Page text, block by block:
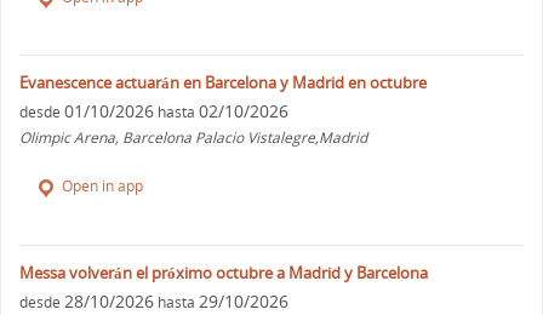
Evanescence actuarán en Barcelona y Madrid en octubre
desde 01/10/2026 hasta 02/10/2026
Olimpic Arena, Barcelona Palacio Vistalegre,Madrid
Open in app
Messa volverán el próximo octubre a Madrid y Barcelona
desde 28/10/2026 hasta 29/10/2026